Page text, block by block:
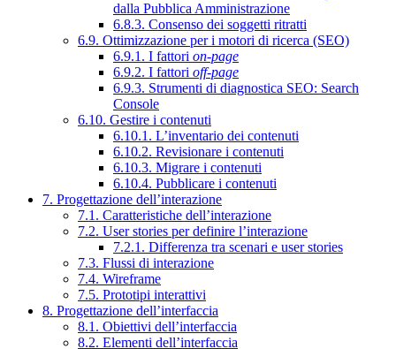
dalla Pubblica Amministrazione
6.8.3. Consenso dei soggetti ritratti
6.9. Ottimizzazione per i motori di ricerca (SEO)
6.9.1. I fattori on-page
6.9.2. I fattori off-page
6.9.3. Strumenti di diagnostica SEO: Search
Console
6.10. Gestire i contenuti
6.10.1. L’inventario dei contenuti
6.10.2. Revisionare i contenuti
6.10.3. Migrare i contenuti
6.10.4. Pubblicare i contenuti
7. Progettazione dell’interazione
7.1. Caratteristiche dell’interazione
7.2. User stories per definire l’interazione
7.2.1. Differenza tra scenari e user stories
7.3. Flussi di interazione
7.4. Wireframe
7.5. Prototipi interattivi
8. Progettazione dell’interfaccia
8.1. Obiettivi dell’interfaccia
8.2. Elementi dell’interfaccia